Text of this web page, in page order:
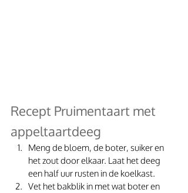
Recept Pruimentaart met
appeltaartdeeg
Meng de bloem, de boter, suiker en
het zout door elkaar. Laat het deeg
een half uur rusten in de koelkast.
Vet het bakblik in met wat boter en